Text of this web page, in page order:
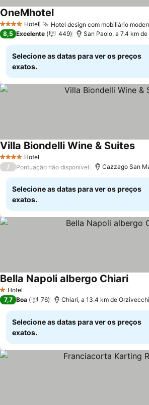
4 EstrelasHotel Hotel design com mobiliário
OneMhotelVer preços
8,5 Excelente 449 San Paolo, a 7.4 km
Selecione as datas para ver os preços
exatos.
4 EstrelasHotel
Villa Biondelli Wine & SuitesVer
/ Pontuação não disponível Cazzago San
Selecione as datas para ver os preços
exatos.
1 Estrelas
Hotel
Bella Napoli albergo ChiariVer
7,7 Boa 76 Chiari, a 13.4 km de Orzivecchi
Selecione as datas para ver os preços
exatos.